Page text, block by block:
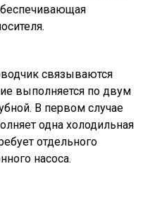
связываются
выполняется по двум
В первом случае
одна холодильная
отдельного
насоса.